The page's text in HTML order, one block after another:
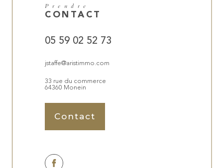
Prendre
CONTACT
05 59 02 52 73
jstaffe@aristimmo.com
33 rue du commerce
64360 Monein
Contact